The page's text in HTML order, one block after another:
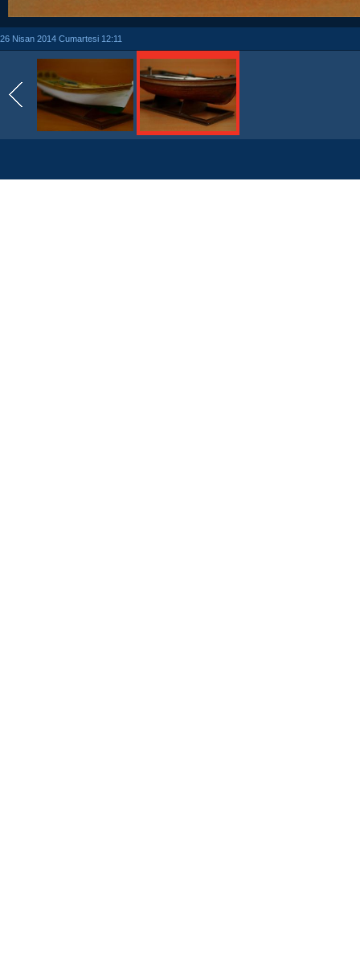
26 Nisan 2014 Cumartesi 12:11